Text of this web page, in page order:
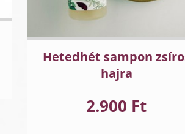
Hetedhét sampon
hajra
2.900 Ft